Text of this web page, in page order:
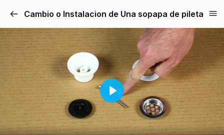
Cambio o Instalacion de Una sopapa de pileta
Play